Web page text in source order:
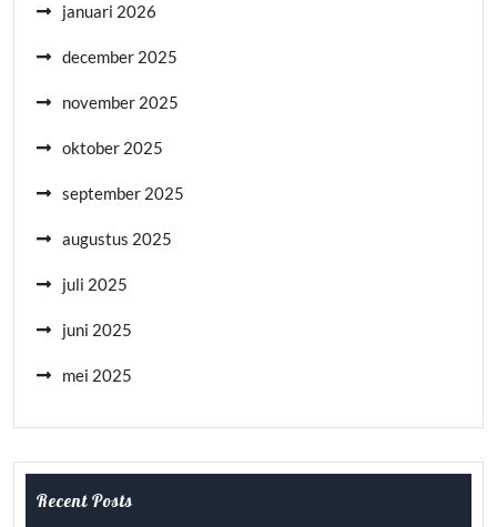
januari 2026
december 2025
november 2025
oktober 2025
september 2025
augustus 2025
juli 2025
juni 2025
mei 2025
Recent Posts